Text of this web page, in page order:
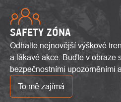
SAFETY ZÓNA
Odhalte nejnovější výškové
a lákavé akce. Buďte v obraze
bezpečnostními upozorněními
To mě zajímá